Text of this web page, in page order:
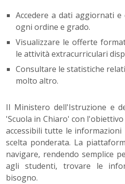
Accedere a dati aggiornati
ogni ordine e grado.
Visualizzare le offerte
le attività extracurriculari
Consultare le statistiche
molto altro.
Il Ministero dell'Istruzione e
'Scuola in Chiaro' con
accessibili tutte le
scelta ponderata. La
navigare, rendendo semplice
agli studenti, trovare le
bisogno.